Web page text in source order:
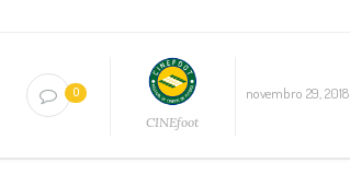
0
CINEfoot
novembro 29, 2018